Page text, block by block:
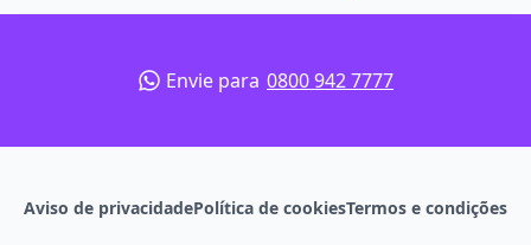
Envie para 0800 942 7777
Aviso de privacidadePolítica de cookiesTermos e condições